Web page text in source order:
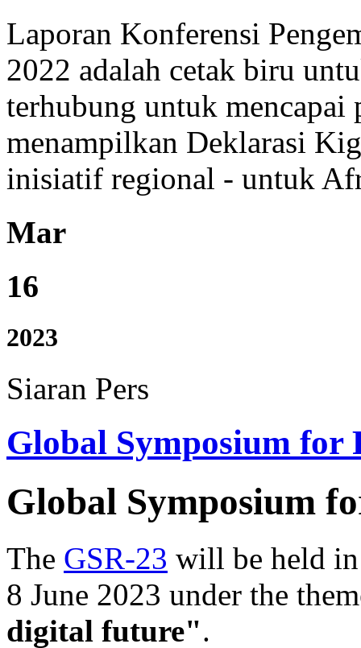
Laporan Konferensi
2022 adalah cetak biru
terhubung untuk mencapai
menampilkan Deklarasi
inisiatif regional - untuk
Mar
16
2023
Siaran Pers
Global Symposium for
Global Symposium
The GSR-23 will be held
8 June 2023 under the
digital future".